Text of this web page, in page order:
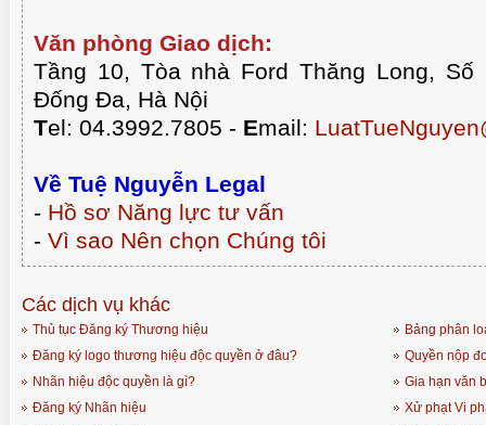
Văn phòng Giao dịch:
Tầng 10, Tòa nhà Ford Thăng Long, Số
Đống Đa, Hà Nội
Tel: 04.3992.7805 - Email:
Về Tuệ Nguyễn Legal
- Hồ sơ Năng lực tư vấn
- Vì sao Nên chọn Chúng tôi
Các dịch vụ khác
Thủ tục Đăng ký Thương hiệu
Đăng ký logo thương hiệu độc quyền ở đâu?
Nhãn hiệu độc quyền là gì?
Đăng ký Nhãn hiệu
Bảng phân
Quyền nộp
Gia hạn văn
Xử phạt Vi